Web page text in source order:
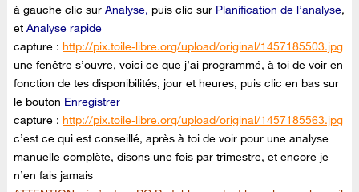
à gauche clic surAnalyse, puis clic sur Planification de l’analyse,
etAnalyse rapide
capture :http://pix.toile-libre.org/upload/original/1457185503.jpg
une fenêtre s’ouvre, voici ce que j’ai programmé, à toi de voir en
fonction de tes disponibilités, jour et heures, puis clic en bas sur
le bouton Enregistrer
capture :http://pix.toile-libre.org/upload/original/1457185563.jpg
c’est ce qui est conseillé, après à toi de voir pour une analyse
manuelle complète, disons une fois par trimestre, et encore je
n’en fais jamais